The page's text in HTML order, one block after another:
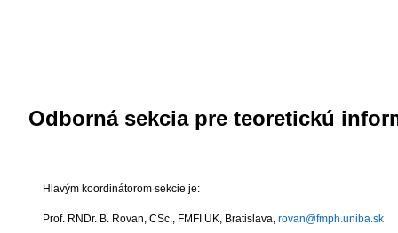
Odborná sekcia pre teoretickú
Hlavým koordinátorom sekcie je:
Prof. RNDr. B. Rovan, CSc., FMFI UK, Bratislava, rovan@fmph.uniba.sk